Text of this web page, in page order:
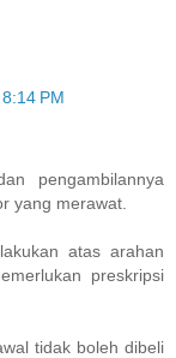
PM
pengambilannya
yang merawat.
atas arahan
preskripsi
tidak boleh dibeli